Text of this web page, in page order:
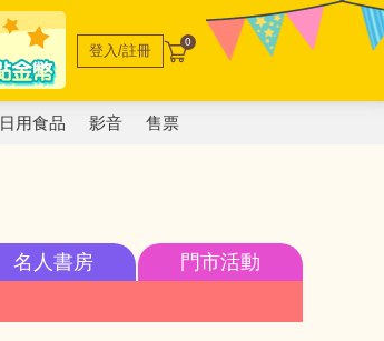
登入/註冊 0
日用食品 影音 售票
名人書房 門市活動